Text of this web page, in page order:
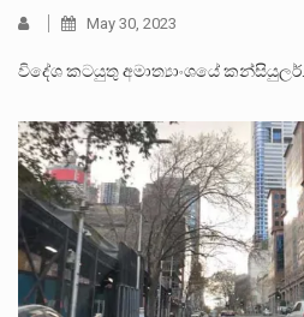
May 30, 2023
විදේශ කටයුතු අමාත්‍යාංශයේ කන්සියුලර්…